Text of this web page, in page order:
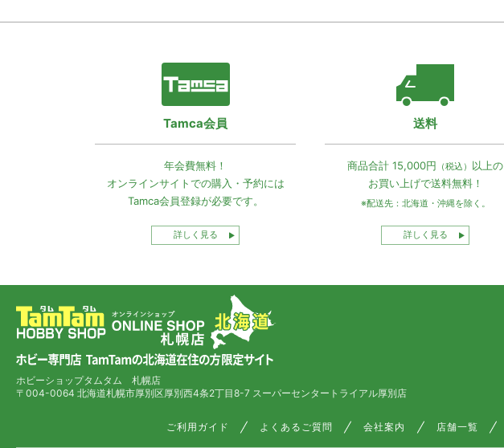
Tamca会員
年会費無料！
オンラインサイトでの購入・予約には
Tamca会員登録が必要です。
詳しく見る
送料
商品合計 15,000円 （税込） 以上の
お買い上げで送料無料！
※配送先：北海道・沖縄を除く。
詳しく見る
ホビーショップタムタム 札幌店
〒004-0064 北海道札幌市厚別区厚別西4条2丁目8-7 スーパーセンタートライアル厚別店
ご利用ガイド よくあるご質問 会社案内 店舗一覧